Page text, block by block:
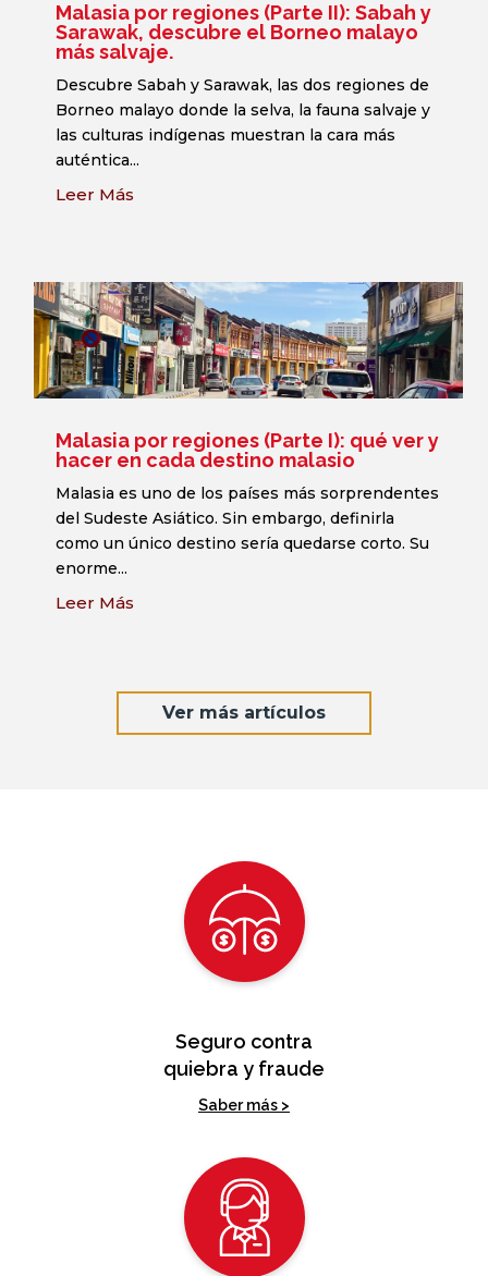
Malasia por regiones (Parte II): Sabah y
Sarawak, descubre el Borneo malayo
más salvaje.
Descubre Sabah y Sarawak, las dos regiones de
Borneo malayo donde la selva, la fauna salvaje y
las culturas indígenas muestran la cara más
auténtica...
Leer Más
Malasia por regiones (Parte I): qué ver y
hacer en cada destino malasio
Malasia es uno de los países más sorprendentes
del Sudeste Asiático. Sin embargo, definirla
como un único destino sería quedarse corto. Su
enorme...
Leer Más
Ver más artículos
Seguro contra
quiebra y fraude
Saber más >